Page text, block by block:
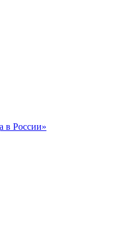
в России»